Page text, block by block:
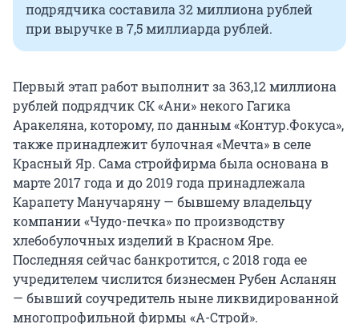
подрядчика составила 32 миллиона рублей
при выручке в 7,5 миллиарда рублей.
Первый этап работ выполнит за 363,12 миллиона
рублей подрядчик СК «Ани» некого Гагика
Аракеляна, которому, по данным «Контур.Фокуса»,
также принадлежит булочная «Мечта» в селе
Красный Яр. Сама стройфирма была основана в
марте 2017 года и до 2019 года принадлежала
Карапету Манучаряну — бывшему владельцу
компании «Чудо-печка» по производству
хлебобулочных изделий в Красном Яре.
Последняя сейчас банкротится, с 2018 года ее
учредителем числится бизнесмен Рубен Асланян
— бывший соучредитель ныне ликвидированной
многопрофильной фирмы «А-Строй».